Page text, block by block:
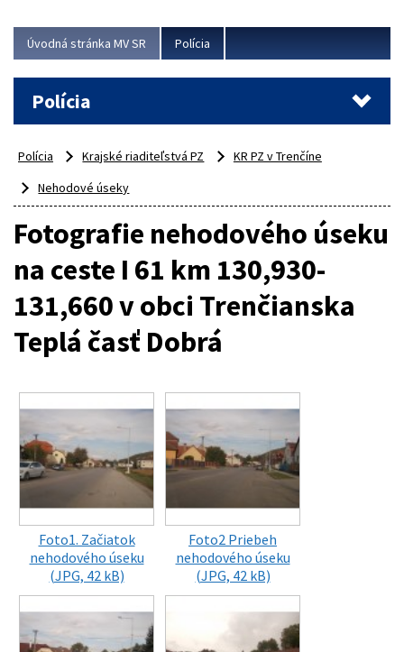
Úvodná stránka MV SR Polícia
Polícia
Polícia Krajské riaditeľstvá PZ
KR PZ v Trenčíne
Nehodové úseky
Fotografie nehodového úseku
na ceste I 61 km 130,930-
131,660 v obci Trenčianska
Teplá časť Dobrá
Foto1. Začiatok
nehodového úseku
(JPG, 42 kB)
Foto2 Priebeh
nehodového úseku
(JPG, 42 kB)